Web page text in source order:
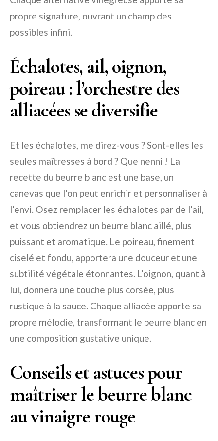
propre signature, ouvrant un champ des
possibles infini.
Échalotes, ail, oignon,
poireau : l’orchestre des
alliacées se diversifie
Et les échalotes, me direz-vous ? Sont-elles les
seules maîtresses à bord ? Que nenni ! La
recette du beurre blanc est une base, un
canevas que l’on peut enrichir et personnaliser à
l’envi. Osez remplacer les échalotes par de l’ail,
et vous obtiendrez un beurre blanc aillé, plus
puissant et aromatique. Le poireau, finement
ciselé et fondu, apportera une douceur et une
subtilité végétale étonnantes. L’oignon, quant à
lui, donnera une touche plus corsée, plus
rustique à la sauce. Chaque alliacée apporte sa
propre mélodie, transformant le beurre blanc en
une composition gustative unique.
Conseils et astuces pour
maîtriser le beurre blanc
au vinaigre rouge